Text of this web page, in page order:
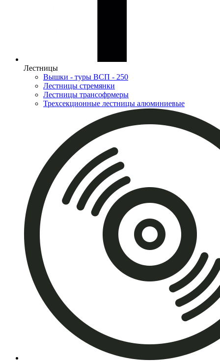
Лестницы
Вышки - туры ВСП - 250
Лестницы стремянки
Лестницы трансофрмеры
Трехсекционные лестницы алюминиевые